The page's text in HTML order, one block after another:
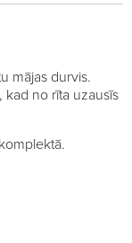
mājas durvis.
kad no rīta uzausīs